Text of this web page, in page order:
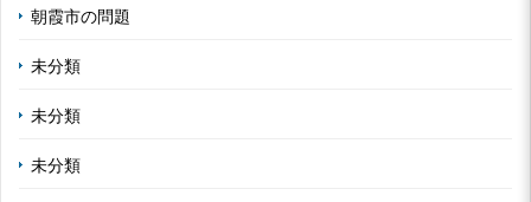
朝霞市の問題
未分類
未分類
未分類